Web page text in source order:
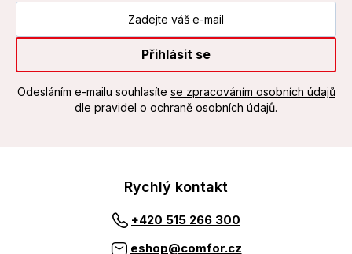
Přihlásit se
Odesláním e-mailu souhlasíte se zpracováním osobních údajů
dle pravidel o ochraně osobních údajů.
Rychlý kontakt
+420 515 266 300
eshop@comfor.cz